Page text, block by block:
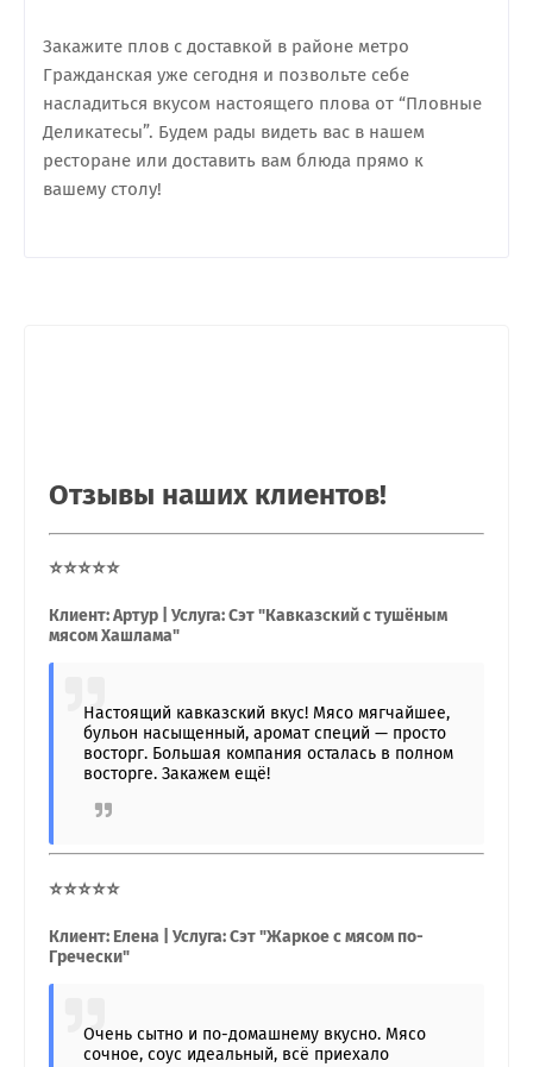
Закажите плов с доставкой в районе метро
Гражданская уже сегодня и позвольте себе
насладиться вкусом настоящего плова от “Пловные
Деликатесы”. Будем рады видеть вас в нашем
ресторане или доставить вам блюда прямо к
вашему столу!
Отзывы наших клиентов!
⭐⭐⭐⭐⭐
Клиент: Артур | Услуга: Сэт "Кавказский с тушёным
мясом Хашлама"
Настоящий кавказский вкус! Мясо мягчайшее,
бульон насыщенный, аромат специй — просто
восторг. Большая компания осталась в полном
восторге. Закажем ещё!
⭐⭐⭐⭐⭐
Клиент: Елена | Услуга: Сэт "Жаркое с мясом по-
Гречески"
Очень сытно и по-домашнему вкусно. Мясо
сочное, соус идеальный, всё приехало